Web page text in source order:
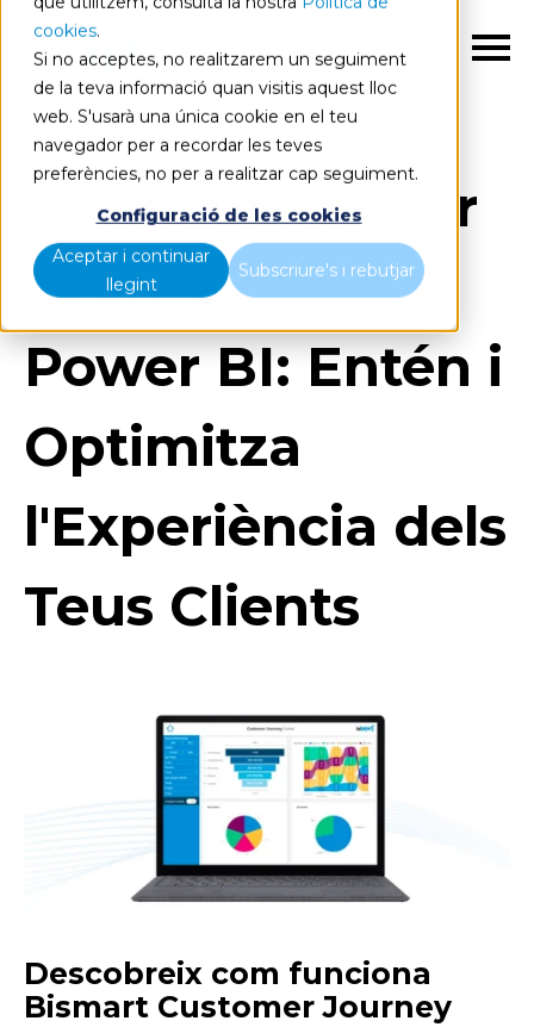
cookies.
Si no acceptes, no realitzarem un seguiment
de la teva informació quan visitis aquest lloc
web. S'usarà una única cookie en el teu
navegador per a recordar les teves
preferències, no per a realitzar cap seguiment.
Configuració de les cookies
Aceptar i continuar
llegint
Subscriure's i rebutjar
CA
Demo Customer
Journey amb
Power BI: Entén i
Optimitza
l'Experiència dels
Teus Clients
Descobreix com funciona
Bismart Customer Journey